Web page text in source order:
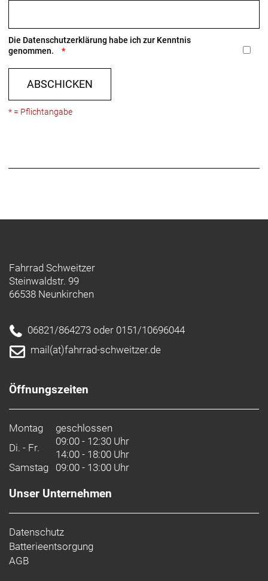
Die Datenschutzerklärung habe ich zur Kenntnis
genommen.
ABSCHICKEN
* = Pflichtangabe
Fahrrad Schweitzer
Steinwaldstr. 99
66538 Neunkirchen
06821/864273 oder 0151/10696044
mail(at)fahrrad-schweitzer.de
Öffnungszeiten
Montag
geschlossen
Di. - Fr.
09:00 - 12:30 Uhr
14:00 - 18:00 Uhr
Samstag 09:00 - 13:00 Uhr
Unser Unternehmen
Datenschutz
Batterieentsorgung
AGB